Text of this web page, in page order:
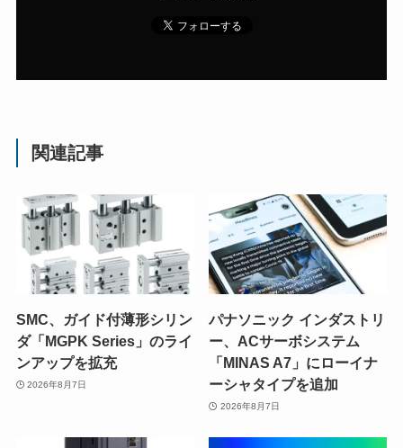
関連記事
SMC、ガイド付薄形シリン
ダ「MGPK Series」のライ
ンアップを拡充
2026年8月7日
パナソニック インダストリ
ー、ACサーボシステム
「MINAS A7」にローイナ
ーシャタイプを追加
2026年8月7日